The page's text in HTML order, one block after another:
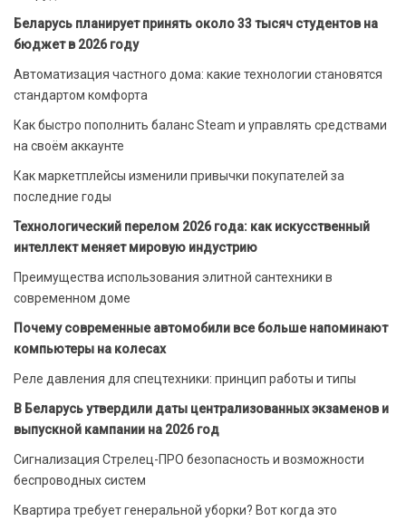
Беларусь планирует принять около 33 тысяч студентов на
бюджет в 2026 году
Автоматизация частного дома: какие технологии становятся
стандартом комфорта
Как быстро пополнить баланс Steam и управлять средствами
на своём аккаунте
Как маркетплейсы изменили привычки покупателей за
последние годы
Технологический перелом 2026 года: как искусственный
интеллект меняет мировую индустрию
Преимущества использования элитной сантехники в
современном доме
Почему современные автомобили все больше напоминают
компьютеры на колесах
Реле давления для спецтехники: принцип работы и типы
В Беларусь утвердили даты централизованных экзаменов и
выпускной кампании на 2026 год
Сигнализация Стрелец-ПРО безопасность и возможности
беспроводных систем
Квартира требует генеральной уборки? Вот когда это